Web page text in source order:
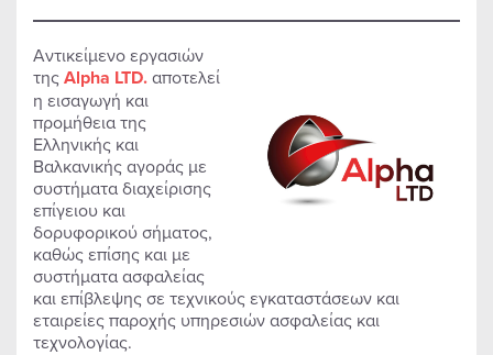
Αντικείμενο εργασιών
τηςAlpha LTD.αποτελεί
η εισαγωγή και
προμήθεια της
Ελληνικής και
Βαλκανικής αγοράς με
συστήματα διαχείρισης
επίγειου και
δορυφορικού σήματος,
καθώς επίσης και με
συστήματα ασφαλείας
και επίβλεψης σε τεχνικούς εγκαταστάσεων και
εταιρείες παροχής υπηρεσιών ασφαλείας και
τεχνολογίας.